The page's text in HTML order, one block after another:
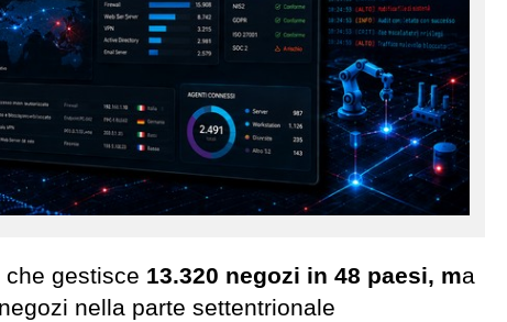
gestisce 13.320 negozi in 48 paesi, ma
nella parte settentrionale